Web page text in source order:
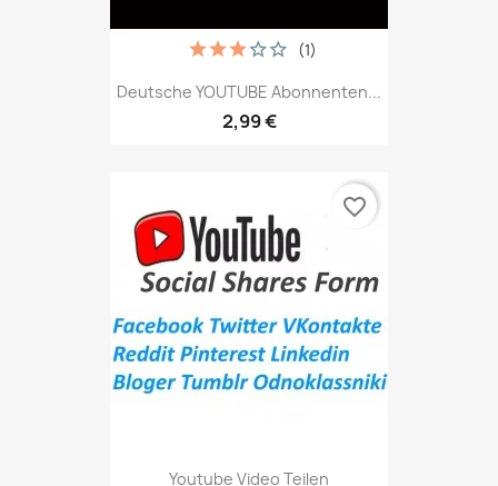
Deutsche YOUTUBE Abonnenten...
2,99 €
(1)
Youtube Video Teilen
favorite_border